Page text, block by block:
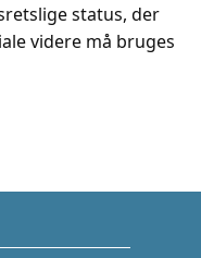
status, der
videre må bruges